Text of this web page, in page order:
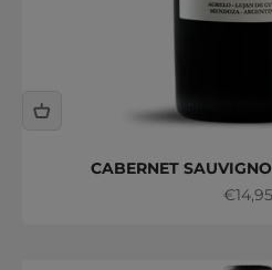
CABERNET
€14,95